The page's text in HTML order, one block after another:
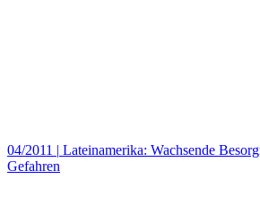
04/2011 | Lateinamerika: Wachsende
Gefahren